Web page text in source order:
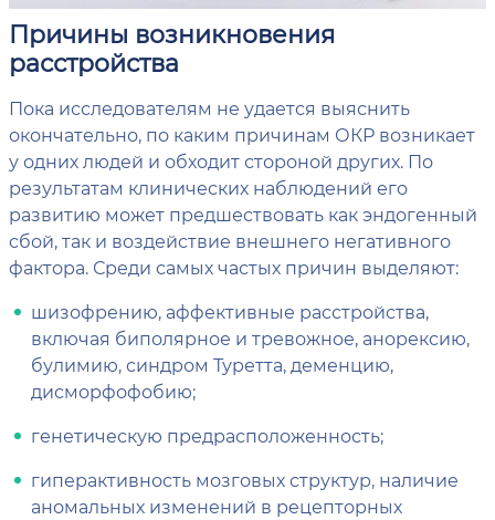
Причины возникновения
расстройства
Пока исследователям не удается выяснить
окончательно, по каким причинам ОКР возникает
у одних людей и обходит стороной других. По
результатам клинических наблюдений его
развитию может предшествовать как эндогенный
сбой, так и воздействие внешнего негативного
фактора. Среди самых частых причин выделяют:
шизофрению, аффективные расстройства,
включая биполярное и тревожное, анорексию,
булимию, синдром Туретта, деменцию,
дисморфофобию;
генетическую предрасположенность;
гиперактивность мозговых структур, наличие
аномальных изменений в рецепторных